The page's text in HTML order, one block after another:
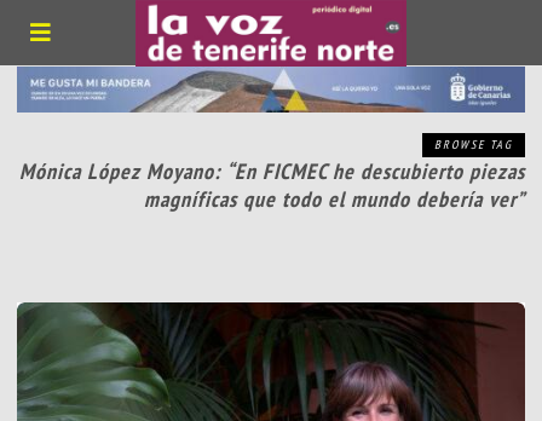
BROWSE TAG
Mónica López Moyano: “En FICMEC he descubierto piezas
magníficas que todo el mundo debería ver”